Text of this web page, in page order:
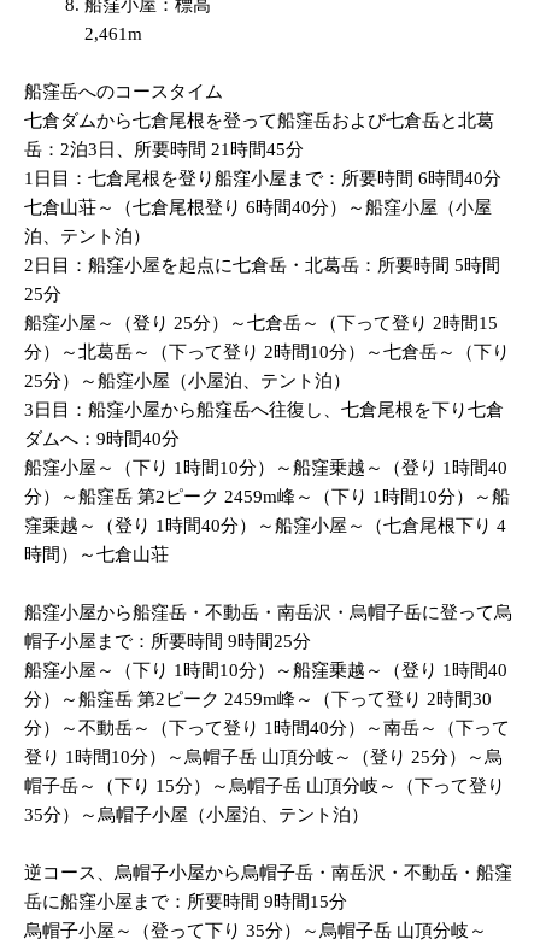
船窪小屋：標高
2,461m
船窪岳へのコースタイム
七倉ダムから七倉尾根を登って船窪岳および七倉岳と北葛
岳：2泊3日、所要時間 21時間45分
1日目：七倉尾根を登り船窪小屋まで：所要時間 6時間40分
七倉山荘～（七倉尾根登り 6時間40分）～船窪小屋（小屋
泊、テント泊）
2日目：船窪小屋を起点に七倉岳・北葛岳：所要時間 5時間
25分
船窪小屋～（登り 25分）～七倉岳～（下って登り 2時間15
分）～北葛岳～（下って登り 2時間10分）～七倉岳～（下り
25分）～船窪小屋（小屋泊、テント泊）
3日目：船窪小屋から船窪岳へ往復し、七倉尾根を下り七倉
ダムへ：9時間40分
船窪小屋～（下り 1時間10分）～船窪乗越～（登り 1時間40
分）～船窪岳 第2ピーク 2459m峰～（下り 1時間10分）～船
窪乗越～（登り 1時間40分）～船窪小屋～（七倉尾根下り 4
時間）～七倉山荘
船窪小屋から船窪岳・不動岳・南岳沢・烏帽子岳に登って烏
帽子小屋まで：所要時間 9時間25分
船窪小屋～（下り 1時間10分）～船窪乗越～（登り 1時間40
分）～船窪岳 第2ピーク 2459m峰～（下って登り 2時間30
分）～不動岳～（下って登り 1時間40分）～南岳～（下って
登り 1時間10分）～烏帽子岳 山頂分岐～（登り 25分）～烏
帽子岳～（下り 15分）～烏帽子岳 山頂分岐～（下って登り
35分）～烏帽子小屋（小屋泊、テント泊）
逆コース、烏帽子小屋から烏帽子岳・南岳沢・不動岳・船窪
岳に船窪小屋まで：所要時間 9時間15分
烏帽子小屋～（登って下り 35分）～烏帽子岳 山頂分岐～